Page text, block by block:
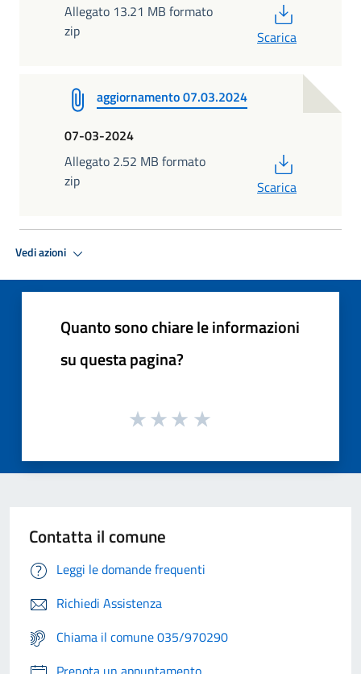
Allegato 13.21 MB formato
zip
Scarica
aggiornamento 07.03.2024
07-03-2024
Allegato 2.52 MB formato
zip
Scarica
Vedi azioni
Quanto sono chiare le informazioni
su questa pagina?
Contatta il comune
Leggi le domande frequenti
Richiedi Assistenza
Chiama il comune 035/970290